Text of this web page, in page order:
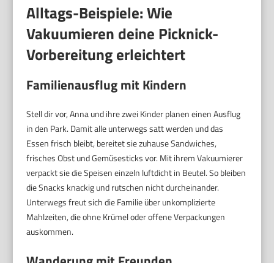
Alltags-Beispiele: Wie
Vakuumieren deine Picknick-
Vorbereitung erleichtert
Familienausflug mit Kindern
Stell dir vor, Anna und ihre zwei Kinder planen einen Ausflug
in den Park. Damit alle unterwegs satt werden und das
Essen frisch bleibt, bereitet sie zuhause Sandwiches,
frisches Obst und Gemüsesticks vor. Mit ihrem Vakuumierer
verpackt sie die Speisen einzeln luftdicht in Beutel. So bleiben
die Snacks knackig und rutschen nicht durcheinander.
Unterwegs freut sich die Familie über unkomplizierte
Mahlzeiten, die ohne Krümel oder offene Verpackungen
auskommen.